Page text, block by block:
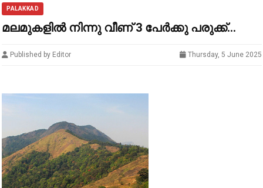
PALAKKAD
മലമുകളിൽ നിന്നു വീണ് 3 പേർക്കു പരുക്ക്...
Published by Editor Thursday, 5 June 2025